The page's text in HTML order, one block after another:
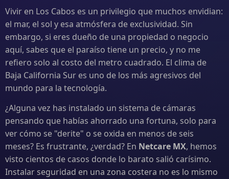
Vivir en Los Cabos es un privilegio que muchos envidian:
el mar, el sol y esa atmósfera de exclusividad. Sin
embargo, si eres dueño de una propiedad o negocio
aquí, sabes que el paraíso tiene un precio, y no me
refiero solo al costo del metro cuadrado. El clima de
Baja California Sur es uno de los más agresivos del
mundo para la tecnología.
¿Alguna vez has instalado un sistema de cámaras
pensando que habías ahorrado una fortuna, solo para
ver cómo se "derite" o se oxida en menos de seis
meses? Es frustrante, ¿verdad? En Netcare MX, hemos
visto cientos de casos donde lo barato salió carísimo.
Instalar seguridad en una zona costera no es lo mismo